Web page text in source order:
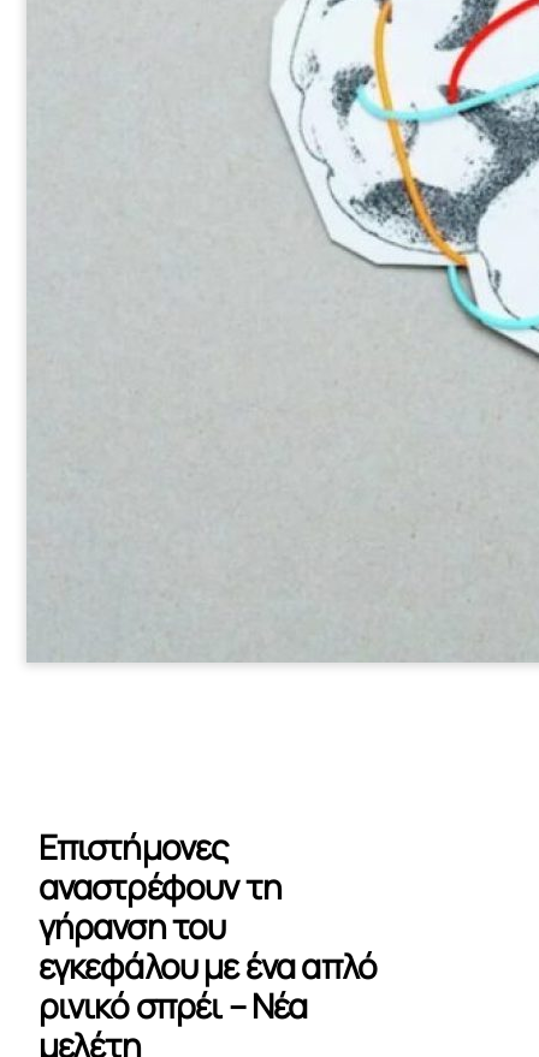
Επιστήμονες
αναστρέφουν τη
γήρανση του
εγκεφάλου με ένα απλό
ρινικό σπρέι – Νέα
μελέτη